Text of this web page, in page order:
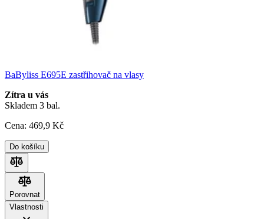
BaByliss E695E zastřihovač na vlasy
Zítra u vás
Skladem 3 bal.
Cena: 469,9 Kč
Do košíku
Porovnat
Porovnat
Vlastnosti